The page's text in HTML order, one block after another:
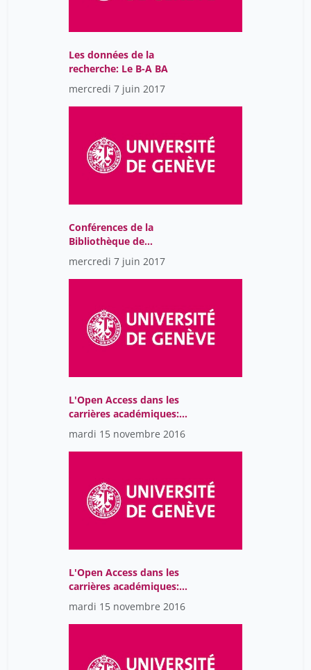
Les données de la
recherche: Le B-A BA
mercredi 7 juin 2017
Conférences de la
Bibliothèque de
l’Université de Genève
2018
mercredi 7 juin 2017
L'Open Access dans les
carrières académiques:
échanges et discussion
mardi 15 novembre 2016
L'Open Access dans les
carrières académiques:
quelle stratégie Open
Access pour la Suisse?
mardi 15 novembre 2016